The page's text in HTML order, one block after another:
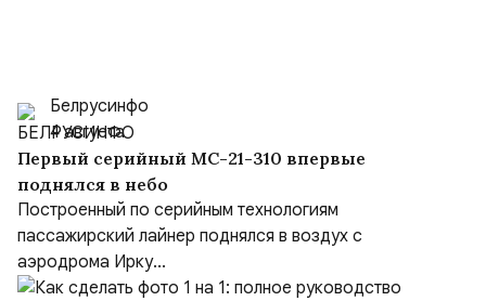
Белрусинфо
4 августа
Первый серийный МС-21-310 впервые
поднялся в небо
Построенный по серийным технологиям
пассажирский лайнер поднялся в воздух с
аэродрома Ирку...